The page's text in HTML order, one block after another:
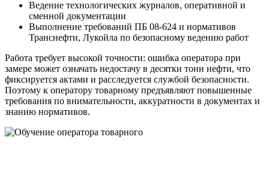
Ведение технологических журналов, оперативной и
сменной документации
Выполнение требований ПБ 08-624 и нормативов
Транснефти, Лукойла по безопасному ведению работ
Работа требует высокой точности: ошибка оператора при
замере может означать недостачу в десятки тонн нефти, что
фиксируется актами и расследуется службой безопасности.
Поэтому к оператору товарному предъявляют повышенные
требования по внимательности, аккуратности в документах и
знанию нормативов.